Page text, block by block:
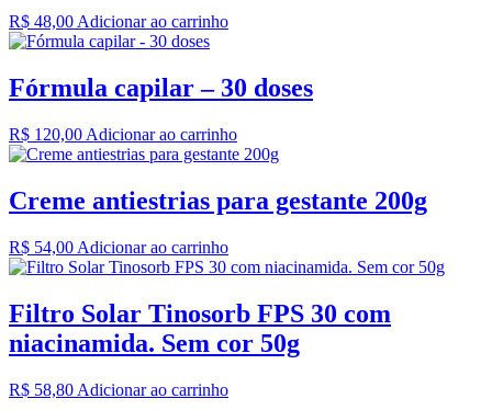
R$ 48,00 Adicionar ao carrinho
Fórmula capilar – 30 doses
R$ 120,00 Adicionar ao carrinho
Creme antiestrias para gestante 200g
R$ 54,00 Adicionar ao carrinho
Filtro Solar Tinosorb FPS 30 com
niacinamida. Sem cor 50g
R$ 58,80 Adicionar ao carrinho